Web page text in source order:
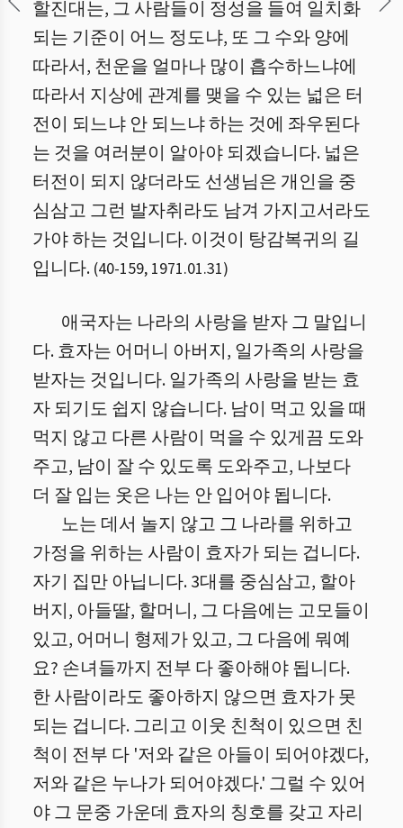
할진대는, 그 사람들이 정성을 들여 일치화
되는 기준이 어느 정도냐, 또 그 수와 양에
따라서, 천운을 얼마나 많이 흡수하느냐에
따라서 지상에 관계를 맺을 수 있는 넓은 터
전이 되느냐 안 되느냐 하는 것에 좌우된다
는 것을 여러분이 알아야 되겠습니다. 넓은
터전이 되지 않더라도 선생님은 개인을 중
심삼고 그런 발자취라도 남겨 가지고서라도
가야 하는 것입니다. 이것이 탕감복귀의 길
입니다. (40-159, 1971.01.31)
애국자는 나라의 사랑을 받자 그 말입니
다. 효자는 어머니 아버지, 일가족의 사랑을
받자는 것입니다. 일가족의 사랑을 받는 효
자 되기도 쉽지 않습니다. 남이 먹고 있을 때
먹지 않고 다른 사람이 먹을 수 있게끔 도와
주고, 남이 잘 수 있도록 도와주고, 나보다
더 잘 입는 옷은 나는 안 입어야 됩니다.
노는 데서 놀지 않고 그 나라를 위하고
가정을 위하는 사람이 효자가 되는 겁니다.
자기 집만 아닙니다. 3대를 중심삼고, 할아
버지, 아들딸, 할머니, 그 다음에는 고모들이
있고, 어머니 형제가 있고, 그 다음에 뭐예
요? 손녀들까지 전부 다 좋아해야 됩니다.
한 사람이라도 좋아하지 않으면 효자가 못
되는 겁니다. 그리고 이웃 친척이 있으면 친
척이 전부 다 '저와 같은 아들이 되어야겠다,
저와 같은 누나가 되어야겠다.' 그럴 수 있어
야 그 문중 가운데 효자의 칭호를 갖고 자리